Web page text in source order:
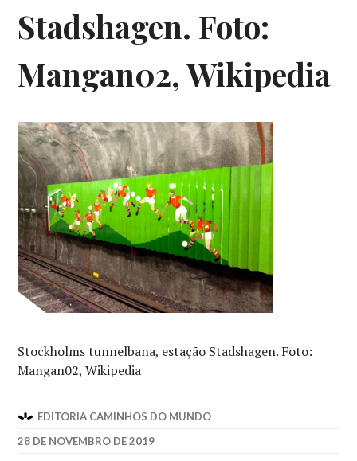
Stadshagen. Foto:
Mangan02, Wikipedia
Stockholms tunnelbana, estação Stadshagen. Foto:
Mangan02, Wikipedia
EDITORIA CAMINHOS DO MUNDO
28 DE NOVEMBRO DE 2019